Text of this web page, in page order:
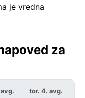
je vredna
za
tor. 4. avg.